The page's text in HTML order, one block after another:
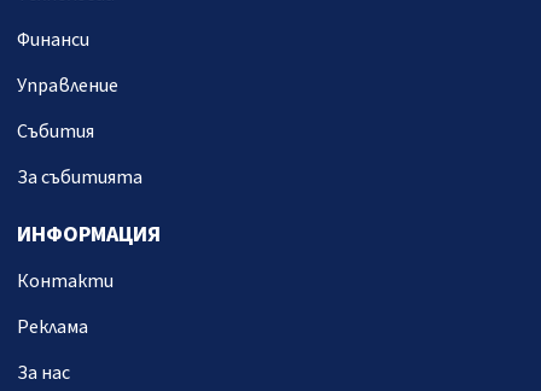
Финанси
Управление
Събития
За събитията
ИНФОРМАЦИЯ
Контакти
Реклама
За нас